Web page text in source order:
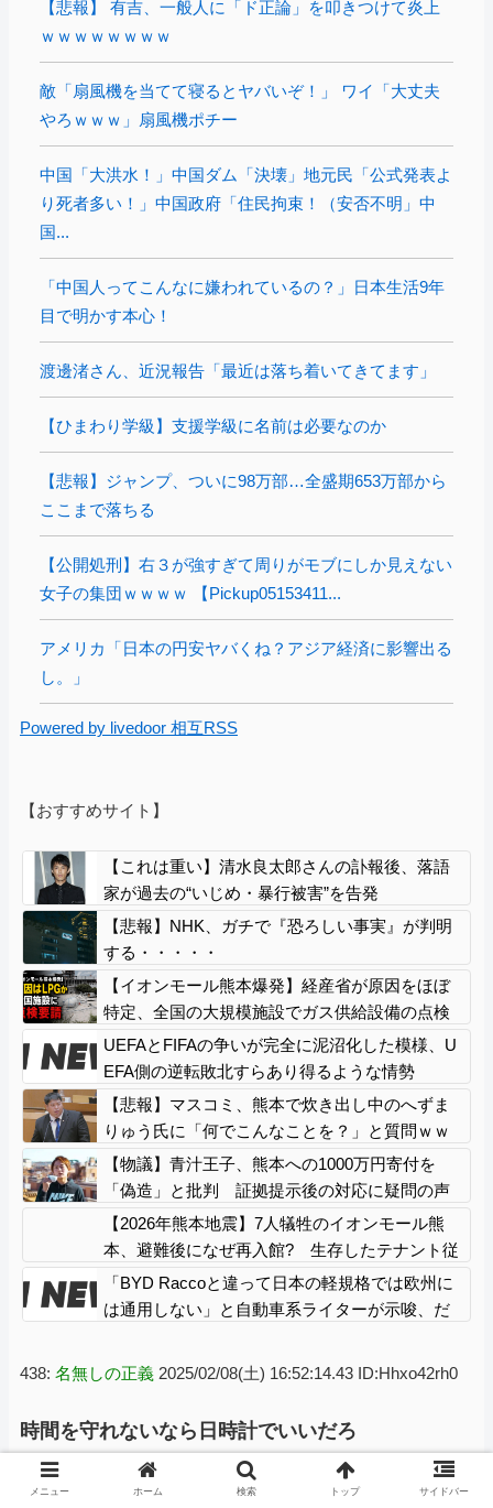
【悲報】 有吉、一般人に「ド正論」を叩きつけて炎上
ｗｗｗｗｗｗｗｗ
敵「扇風機を当てて寝るとヤバいぞ！」 ワイ「大丈夫
やろｗｗｗ」扇風機ポチー
中国「大洪水！」中国ダム「決壊」地元民「公式発表よ
り死者多い！」中国政府「住民拘束！（安否不明」中
国...
「中国人ってこんなに嫌われているの？」日本生活9年
目で明かす本心！
渡邊渚さん、近況報告「最近は落ち着いてきてます」
【ひまわり学級】支援学級に名前は必要なのか
【悲報】ジャンプ、ついに98万部…全盛期653万部から
ここまで落ちる
【公開処刑】右３が強すぎて周りがモブにしか見えない
女子の集団ｗｗｗｗ 【Pickup05153411...
アメリカ「日本の円安ヤバくね？アジア経済に影響出る
し。」
Powered by livedoor 相互RSS
【おすすめサイト】
【これは重い】清水良太郎さんの訃報後、落語
家が過去の“いじめ・暴行被害”を告発
【悲報】NHK、ガチで『恐ろしい事実』が判明
する・・・・・
【イオンモール熊本爆発】経産省が原因をほぼ
特定、全国の大規模施設でガス供給設備の点検
要請にまで発展する事態に・・・
UEFAとFIFAの争いが完全に泥沼化した模様、U
EFA側の逆転敗北すらあり得るような情勢
に……
【悲報】マスコミ、熊本で炊き出し中のへずま
りゅう氏に「何でこんなことを？」と質問ｗｗ
ｗｗ
【物議】青汁王子、熊本への1000万円寄付を
「偽造」と批判 証拠提示後の対応に疑問の声
【2026年熊本地震】7人犠牲のイオンモール熊
本、避難後になぜ再入館? 生存したテナント従
業員ら証言、浮かび上がる実態
「BYD Raccoと違って日本の軽規格では欧州に
は通用しない」と自動車系ライターが示唆、だ
に……
438: 名無しの正義 2025/02/08(土) 16:52:14.43 ID:Hhxo42rh0
時間を守れないなら日時計でいいだろ
メニュー ホーム 検索 トップ サイドバー